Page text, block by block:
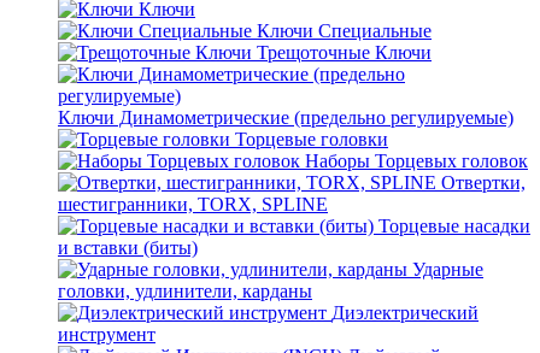
Ключи
Ключи Специальные
Трещоточные Ключи
Ключи Динамометрические (предельно регулируемые)
Торцевые головки
Наборы Торцевых головок
Отвертки,
шестигранники, TORX, SPLINE
Торцевые насадки
и вставки (биты)
Ударные
головки, удлинители, карданы
Диэлектрический
инструмент